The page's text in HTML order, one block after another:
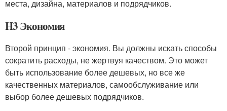
места, дизайна, материалов и подрядчиков.
H3 Экономия
Второй принцип - экономия. Вы должны искать способы
сократить расходы, не жертвуя качеством. Это может
быть использование более дешевых, но все же
качественных материалов, самообслуживание или
выбор более дешевых подрядчиков.